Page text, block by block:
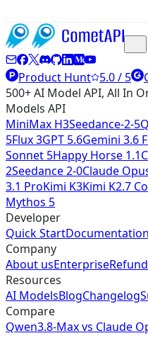
Product Hunt 5.0 / 5
500+ AI Model API, All In
Models API
MiniMax H3Seedance-2-5
5Flux 3GPT 5.6Gemini 3.6
Sonnet 5Happy Horse 1.1
2Seedance 2-0Claude
3.1 ProKimi K3Kimi K2.7
Mythos 5
Developer
Quick StartDocumentation
Company
About usEnterprise
Resources
AI ModelsBlogChangelog
Compare
Qwen3.8-Max vs Claude